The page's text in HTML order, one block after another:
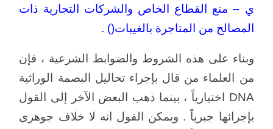
ي – منع القطاع الخاص والشركات التجارية ذات
المصالح من المتاجرة بالغيبات() .
وبناء على هذه الشروط والضوابط الشرعية ، فإن
من العلماء من قال بإجراء تحاليل البصمة الوراثية
DNA اختيارياً ، بينما ذهب البعض الآخر إلى القول
بإجرائها جبرياً . ويمكن القول انه لا خلاف جوهرى